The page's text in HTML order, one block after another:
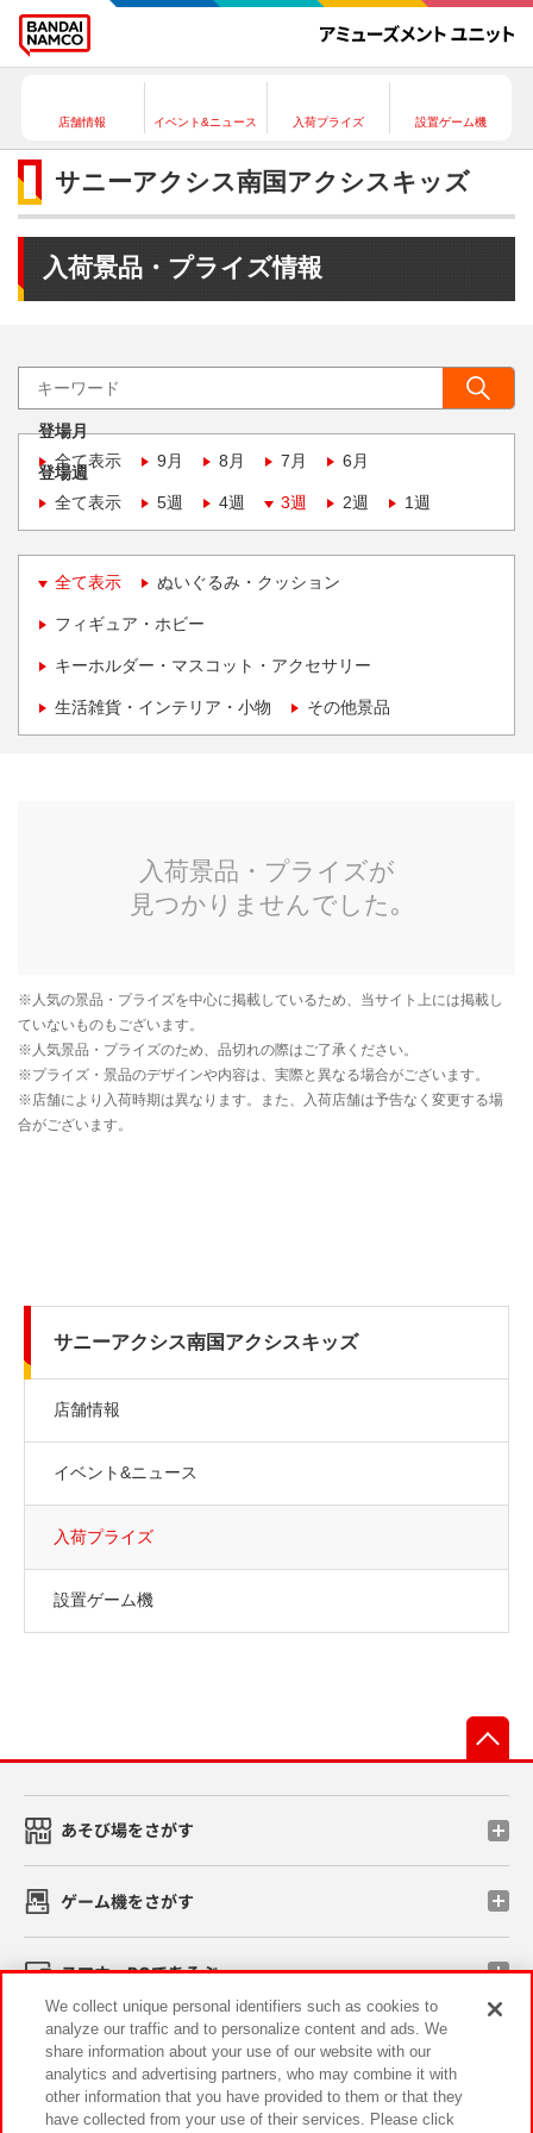
店舗情報 イベント&ニュース 入荷プライズ 設置ゲーム機
サニーアクシス南国アクシスキッズ
入荷景品・プライズ情報
登場月
全て表示
9月 8月 7月 6月
登場週
全て表示
5週 4週 3週 2週 1週
全て表示 ぬいぐるみ・クッション
フィギュア・ホビー
キーホルダー・マスコット・アクセサリー
生活雑貨・インテリア・小物 その他景品
サニーアクシス南国アクシスキッズ
店舗情報
イベント&ニュース
入荷プライズ
設置ゲーム機
あそび場をさがす
ゲーム機をさがす
スマホ・PCであそぶ
イベント・キャンペーン
We collect unique personal identifiers such as cookies to
analyze our traffic and to personalize content and ads. We
share information about your use of our website with our
analytics and advertising partners, who may combine it with
other information that you have provided to them or that they
have collected from your use of their services. Please click